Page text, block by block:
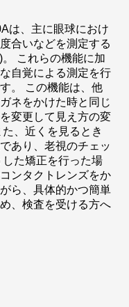
は、主に眼球におけ
合いなどを測定する
。 これらの機能に加
自覚による測定を行
。 この機能は、他
ネをかけた時と同じ
変更して見え方の変
、近くを見るとき
あり、老視のチェッ
た矯正を行った場
ンタクトレンズをか
ら、具体的かつ簡単
、検査を受ける方へ